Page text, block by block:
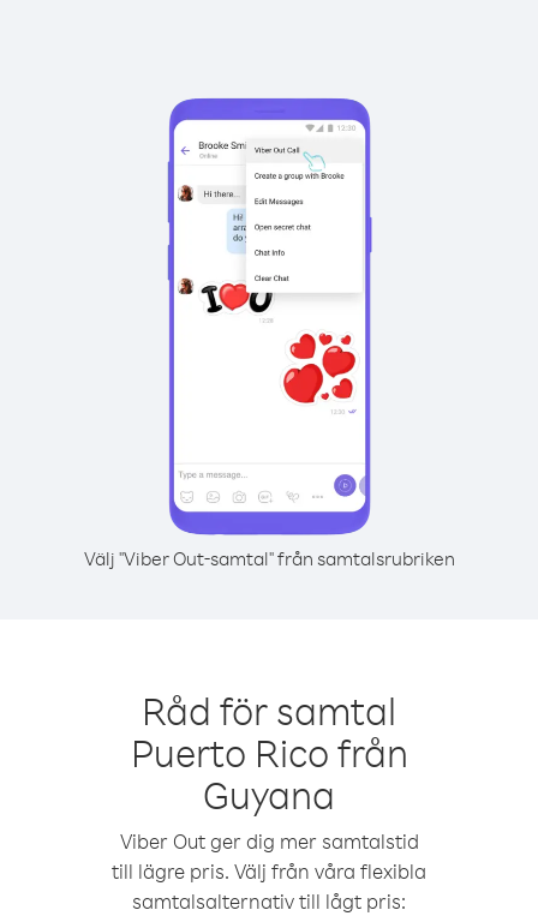
Välj "Viber Out-samtal" från samtalsrubriken
Råd för samtal
Puerto Rico från
Guyana
Viber Out ger dig mer samtalstid
till lägre pris. Välj från våra flexibla
samtalsalternativ till lågt pris: